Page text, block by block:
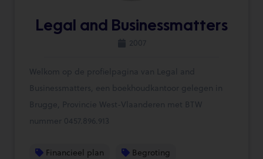
Legal and Businessmatters
2007
Welkom op de profielpagina van Legal and
Businessmatters, een boekhoudkantoor gelegen in
Brugge, Provincie West-Vlaanderen met BTW
nummer 0457.896.913
Financieel plan
Begroting